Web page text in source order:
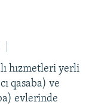
hızmetleri yerli
qasaba) ve
evlerinde